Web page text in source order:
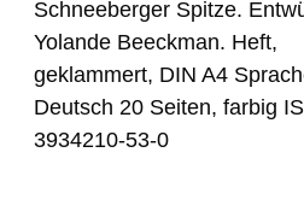
Schneeberger Spitze.
Yolande Beeckman. Heft,
geklammert, DIN A4
Deutsch 20 Seiten, farbig
3934210-53-0